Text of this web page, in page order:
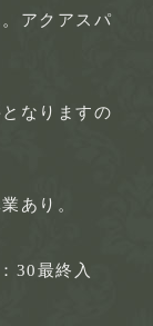
アクアスパ
なりますの
あり。
30最終入